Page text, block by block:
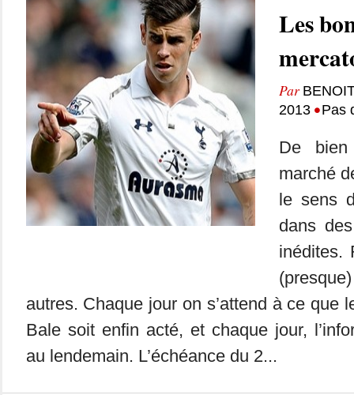
Les
Par
2013 •Pas
De
marché
le sens
dans
inédites.
autres. Chaque jour on s’attend à ce que
Bale soit enfin acté, et chaque jour,
au lendemain. L’échéance du 2...